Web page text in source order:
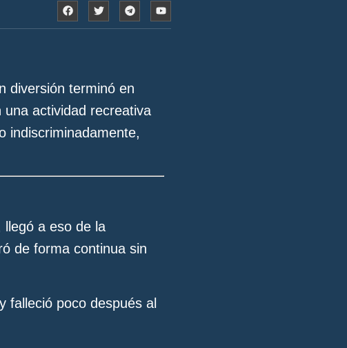
diversión terminó en
actividad recreativa
indiscriminadamente,
llegó a eso de la
de forma continua sin
falleció poco después al